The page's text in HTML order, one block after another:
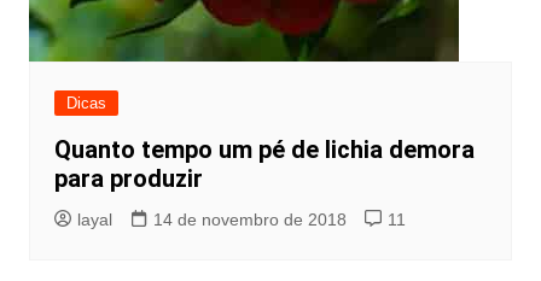
Dicas
Quanto tempo um pé de lichia demora
para produzir
layal 14 de novembro de 2018 11